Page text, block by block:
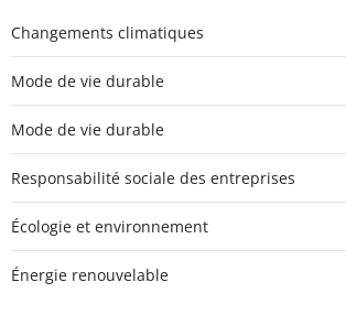
Changements climatiques
Mode de vie durable
Mode de vie durable
Responsabilité sociale des entreprises
Écologie et environnement
Énergie renouvelable